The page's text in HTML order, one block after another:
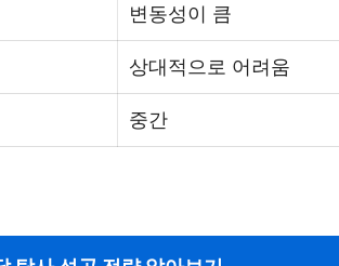
변동성이 큼
상대적으로 어려움
중간